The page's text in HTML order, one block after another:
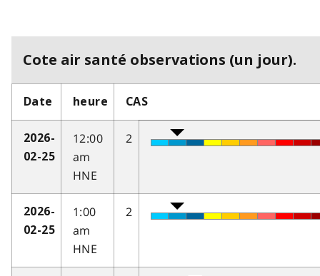
Cote air santé observations (un jour).
Date heure CAS
2026-
02-25
12:00
am
HNE
2
2026-
02-25
1:00
am
HNE
2